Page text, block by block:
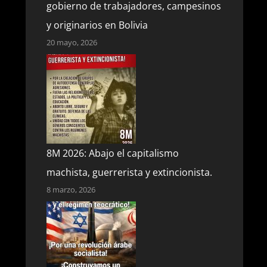
gobierno de trabajadores, campesinos
y originarios en Bolivia
20 mayo, 2026
8M 2026: Abajo el capitalismo
machista, guerrerista y extincionista.
8 marzo, 2026